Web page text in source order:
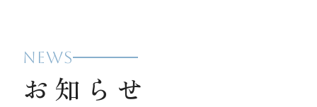
NEWS
お知らせ